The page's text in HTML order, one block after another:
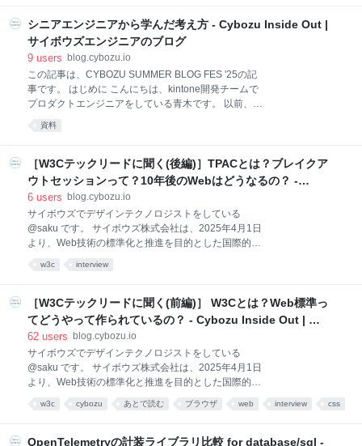
セス、実際に得られた改善例を紹介します。『組織横
断のセキュリティ課題の解決をどう推進するか』のヒ
ントになれば幸いです。 ワーキンググループができる
るまでの背景と経緯を紹介します。 クラウドサービス
セキュリティ向上WGは、開発や運用に関わる部署で
セキュリティに対して横断的に議論を行い、課題を解
決するために設立されました。 PSIRTではセキュリテ
シニアエンジニアから学んだ考え方 - Cybozu Inside Out |
サイボウズエンジニアのブログ
9 users blog.cybozu.io
この記事は、CYBOZU SUMMER BLOG FES '25の記
事です。 はじめに こんにちは、kintone開発チームで
プロダクトエンジニアをしている青木です。 以前、以
下の記事でサーバーサイドコード分割という取り組み
について紹介しました。 blog.cybozu.io 私が所属する
シニアエンジニアのレビューを受けながらコードの分
割を進めています。そのレビューの中で学んだ考え方
が、エンジニアとしてステップアップするヒントにな
ターゲットとアウトカム ターゲット 自走して開発はで
きるが、設計判断に迷う事が多い チームで「どうする
か」を議論する場面が増えた 「自分の判断をうまく説
明できない」と感じている アウトカム 設計判断すると
資料
［W3Cテックリードに聞く(後編)］TPACとは？ブレイクア
ウトセッションって？10年後のWebはどうなるの？ -
Cybozu Inside Out | サイボウズエンジニアのブログ
6 users blog.cybozu.io
サイボウズでデザインテクノロジストをしている
@saku です。 サイボウズ株式会社は、2025年4月1日
より、Web技術の標準化と推進を目的とした国際的な
だき、W3Cの起源や、Web標準の作り方、そして来月
神戸で開催されるTPACについてお伺いしました。 今
回は、インタビューの後編をお送りします。 前編はこ
そう、今年はTPACが神戸で開催されるね。 S: 私たち
にとって、このような国際的な標準化のイベントに参
加できるのはとてもいい機会なんです。 Sakuによる
W3Cロングインタビュー後編 S: コミュニティ・グル
w3c interview
［W3Cテックリードに聞く(前編)］ W3Cとは？Web標準っ
てどうやって作られているの？ - Cybozu Inside Out | サ
イボウズエンジニアのブログ
62 users blog.cybozu.io
サイボウズでデザインテクノロジストをしている
@saku です。 サイボウズ株式会社は、2025年4月1日
より、Web技術の標準化と推進を目的とした国際的な
コンソーシアムである「W3C」のメンバーに加入しま
した。 今回は、W3CのVP, Technical Strategyである
だき、W3Cの起源や、Web標準の作り方、そして来月
w3c cybozu あとで読む ブラウザ web interview css
OpenTelemetryの計装ライブラリ比較 for database/sql -